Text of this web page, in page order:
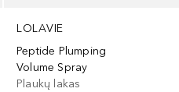
LOLAVIE
Peptide Plumping
Volume Spray
Plaukų lakas